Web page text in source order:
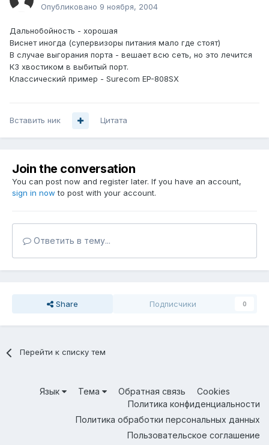
Опубликовано 9 ноября, 2004
Дальнобойность - хорошая
Виснет иногда (супервизоры питания мало где стоят)
В случае выгорания порта - вешает всю сеть, но это лечится
КЗ хвостиком в выбитый порт.
Классический пример - Surecom EP-808SX
Вставить ник Цитата
Join the conversation
You can post now and register later. If you have an account,
sign in now to post with your account.
Ответить в тему...
Share Подписчики 0
Перейти к списку тем
Язык Тема Обратная связь
Cookies
Политика конфиденциальности
Политика обработки персональных данных
Пользовательское соглашение